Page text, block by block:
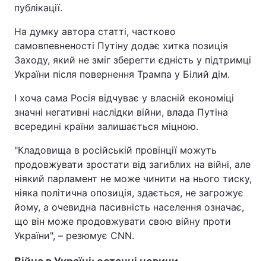
публікації.
На думку автора статті, частково
самовпевненості Путіну додає хитка позиція
Заходу, який не зміг зберегти єдність у підтримці
України після повернення Трампа у Білий дім.
І хоча сама Росія відчуває у власній економіці
значні негативні наслідки війни, влада Путіна
всередині країни залишається міцною.
"Кладовища в російській провінції можуть
продовжувати зростати від загиблих на війні, але
ніякий парламент не може чинити на нього тиску,
ніяка політична опозиція, здається, не загрожує
йому, а очевидна пасивність населення означає,
що він може продовжувати свою війну проти
України", – резюмує CNN.